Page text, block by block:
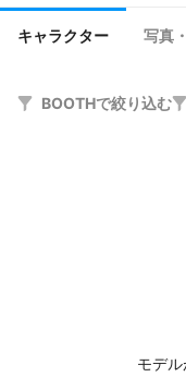
キャラクター 写真
BOOTHで絞り込む
モデ